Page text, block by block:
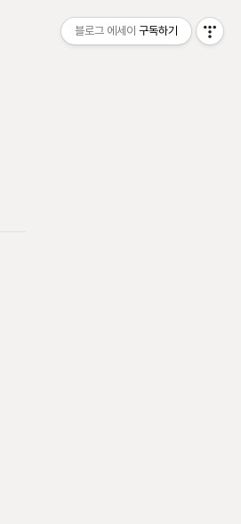
블로그 에세이 구독하기